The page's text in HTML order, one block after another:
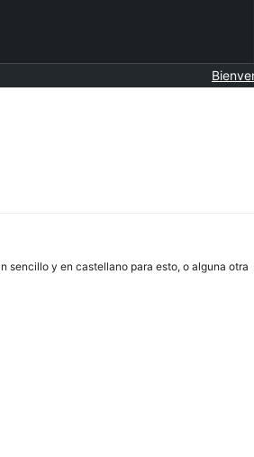
sencillo y en castellano para esto, o alguna otra